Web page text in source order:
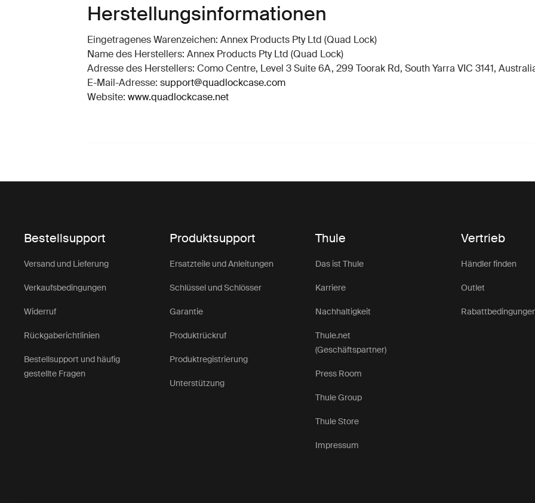
Herstellungsinformationen
Eingetragenes Warenzeichen: Annex Products Pty Ltd (Quad Lock)
Name des Herstellers: Annex Products Pty Ltd (Quad Lock)
Adresse des Herstellers: Como Centre, Level 3 Suite 6A, 299 Toorak Rd, South Yarra VIC 3141,
E-Mail-Adresse: support@quadlockcase.com
Website: www.quadlockcase.net
Bestellsupport
Versand und Lieferung
Verkaufsbedingungen
Widerruf
Rückgaberichtlinien
Bestellsupport und häufig
gestellte Fragen
Produktsupport
Ersatzteile und Anleitungen
Schlüssel und Schlösser
Garantie
Produktrückruf
Produktregistrierung
Unterstützung
Thule
Das ist Thule
Karriere
Nachhaltigkeit
Thule.net
(Geschäftspartner)
Press Room
Thule Group
Thule Store
Impressum
Vertrieb
Händler finden
Outlet